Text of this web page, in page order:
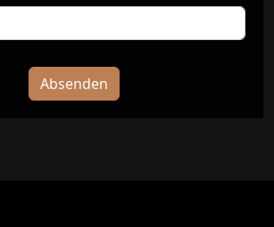
Absenden